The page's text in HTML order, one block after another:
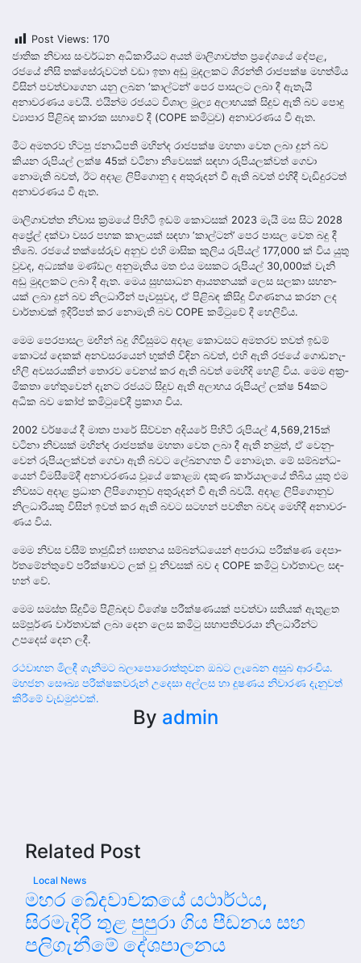
Post Views: 170
ජාතික නිවාස සංව­ර්ධන අධි­කා­රි­යට අයත් මාලි­ගා­වත්ත ප්‍රදේ­ශයේ දේපළ,
රජයේ නිසි තක්සේ­රු­වටත් වඩා ඉතා අඩු මුද­ල­කට ශිරන්ති රාජ­පක්ෂ මහ­ත්මිය
විසින් පව­ත්වා­ගෙන යනු ලබන ‘කාල්ටන්’ පෙර පාස­ලට ලබා දී ඇතැයි
අනාවරණය වෙයි. එයින්ම රජ­යට විශාල මූල්‍ය අලා­භ­යක් සිදුව ඇති බව පොදු
ව්‍යාපාර පිළි­බඳ කාරක සභා­වේ දී (COPE කමි­ටුව) අනා­ව­ර­ණය වී ඇත.
මීට අමතරව හිටපු ජනා­ධි­පති මහින්ද රාජ­පක්ෂ මහතා වෙත ලබා දුන් බව
කියන රුපි­යල් ලක්ෂ 45ක් වටිනා නි‍වෙ­සක් සඳහා රුපි­ය­ල­ක්වත් ගෙවා
නොමැති බවත්, ඊට අදාළ ලිපි­ගොනු ද අතු­රු­දන් වී ඇති බවත් එහිදී වැඩි­දු­ර­ටත්
අනා­ව­ර­ණය වී ඇත.
මාලි­ගා­වත්ත නිවාස ක්‍රමයේ පිහිටි ඉඩම් කොට­සක් 2023 මැයි මස සිට 2028
අප්‍රේල් දක්වා වසර පහක කාල­යක් සඳහා ‘කාල්ටන්’ පෙර පාසල වෙත බදු දී
තිබේ. රජයේ තක්සේ­රුව අනුව එහි මාසික කුලිය රුපි­යල් 177,000 ක් විය යුතු
වුවද, අධ්‍යක්ෂ මණ්ඩල අනු­මැ­තිය මත එය මස­කට රුපි­යල් 30,000ක් වැනි
අඩු මුද­ල­කට ලබා දී ඇත. මෙය සුභ­සා­ධන ආය­ත­න­යක් ලෙස සලකා සහ­න­
යක් ලබා දුන් බව නිල­ධා­රීන් පැව­සු­වද, ඒ පිළි­බඳ කිසිදු විග­ණ­නය කරන ලද
වාර්තා­වක් ඉදි­රි­පත් කර නොමැති බව COPE කමි­ටු­වේ දී හෙලිවිය.
මෙම පෙරපාසල මඟින් බදු ගිවි­සු­මට අදාළ කොට­සට අම­ත­රව තවත් ඉඩම්
කොටස් දෙකක් අන­ව­ස­ර­යෙන් භුක්ති විඳින බවත්, එහි ඇති රජයේ ගොඩ­නැ­
ඟිලි අව­ස­ර­ය­කින් තොරව වෙනස් කර ඇති බවත් මෙහිදි හෙළි විය. මෙම අක්‍ර­
මි­කතා හේතු­වෙන් දැනට රජ­යට සිදුව ඇති අලා­භය රුපි­යල් ලක්ෂ 54කට
අධික බව කෝප් කමි­ටු­වේදී ප්‍රකාශ විය.
2002 වර්ෂ­යේ දී මාතා පාරේ සිව්වන අදි­යරේ පිහිටි රුපි­යල් 4,569,215ක්
වටිනා නි‍ව­සක් මහින්ද රාජ­පක්ෂ මහතා වෙත ලබා දී ඇති නමුත්, ඒ වෙනු­
වෙන් රුපි­ය­ල­ක්වත් ගෙවා ඇති බවට ලේඛ­න­ගත වී නොමැත. මේ සම්බ­න්ධ­
යෙන් විම­සී­මේදී අනා­ව­ර­ණය වූයේ කොළඹ දකුණ කාර්යා­ලයේ තිබිය යුතු එම
නි‍ව­සට අදාළ ප්‍රධාන ලිපි­ගො­නුව අතු­රු­දන් වී ඇති බවයි. අදාළ ලිපි­ගො­නුව
නිල­ධා­රි­යකු විසින් ඉවත් කර ඇති බවට සට­හන් පව­තින බවද මෙහිදී අනා­ව­ර­
ණය විය.
මෙම නි‍වස වසීම් තාජු­ඩීන් ඝාත­නය සම්බ­න්ධ­යෙන් අප­රාධ පරී­ක්ෂණ දෙපා­
ර්ත­මේ­න්තුවේ පරී­ක්ෂා­වට ලක් වූ නි‍ව­සක් බව ද COPE කමිටු වාර්තා­වල සඳ­
හන් වේ.
මෙම සමස්ත සිදු­වීම පිළි­බ­ඳව විශේෂ පරී­ක්ෂ­ණ­යක් පවත්වා සති­යක් ඇතු­ළත
සම්පූර්ණ වාර්තා­වක් ලබා දෙන ලෙස කමිටු සභා­ප­ති­ව­රයා නිල­ධා­රීන්ට
උපදෙස් දෙන ලදී.
Post
navigation
රථවාහන මිලඳී ගැනීමට බලාපොරොත්තුවන ඔබට ලැබෙන අසුබ ආරංචිය.
මහජන සෞඛ්‍ය පරීක්ෂකවරුන් උදෙසා අල්ලස හා දූෂණය නිවාරණ දැනුවත්
කිරීමේ වැඩමුළුවක්.
By admin
Related Post
Local News
මහර ඛේදවාචකයේ යථාර්ථය,
සිරමැදිරි තුළ පුපුරා ගිය පීඩනය සහ
පලිගැනීමේ දේශපාලනය